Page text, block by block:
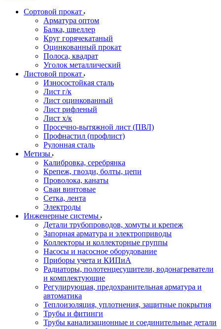
Сортовой прокат
Арматура оптом
Балка, швеллер
Круг горячекатаный
Оцинкованный прокат
Полоса, квадрат
Уголок металлический
Листовой прокат
Износостойкая сталь
Лист г/к
Лист оцинкованный
Лист рифленый
Лист х/к
Просечно-вытяжной лист (ПВЛ)
Профнастил (профлист)
Рулонная сталь
Метизы
Калибровка, серебрянка
Крепеж, гвозди, болты, цепи
Проволока, канаты
Сваи винтовые
Сетка, лента
Электроды
Инженерные системы
Детали трубопроводов, хомуты и крепеж
Запорная арматура и электроприводы
Коллекторы и коллекторные группы
Насосы и насосное оборудование
Приборы учета и КИПиА
Радиаторы, полотенцесушители, водонагреватели
и комплектующие
Регулирующая, предохранительная арматура и
автоматика
Теплоизоляция, уплотнения, защитные покрытия
Трубы и фитинги
Трубы канализационные и соединительные детали